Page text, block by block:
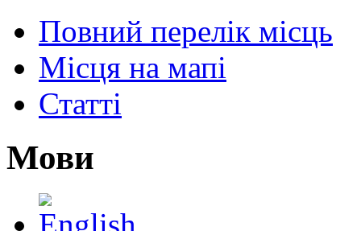
Повний перелік місць
Місця на мапі
Статті
Мови